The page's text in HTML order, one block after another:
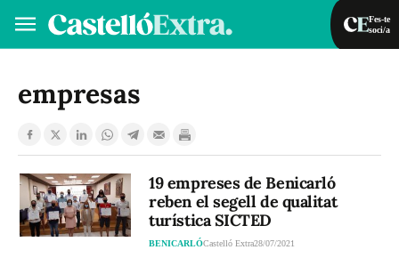
Fes-te
soci/a
VA
empresas
19 empreses de Benicarló
reben el segell de qualitat
turística SICTED
BENICARLÓCastelló Extra28/07/2021